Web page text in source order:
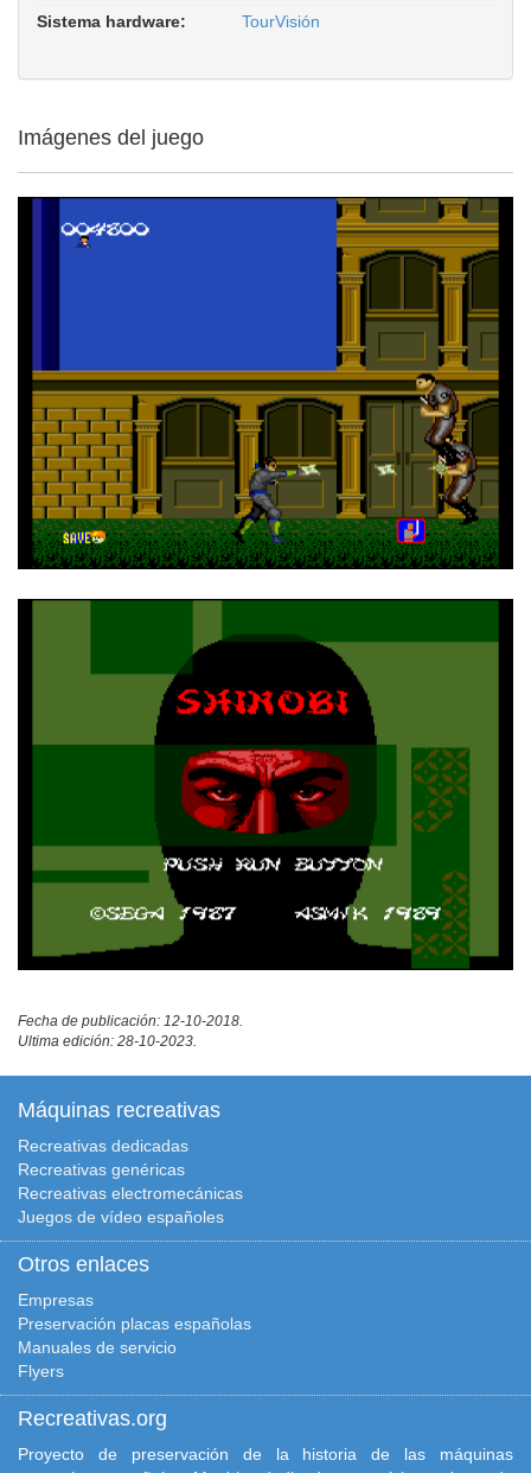
Sistema hardware:
TourVisión
Imágenes del juego
Fecha de publicación: 12-10-2018.
Ultima edición: 28-10-2023.
Máquinas recreativas
Recreativas dedicadas
Recreativas genéricas
Recreativas electromecánicas
Juegos de vídeo españoles
Otros enlaces
Empresas
Preservación placas españolas
Manuales de servicio
Flyers
Recreativas.org
Proyecto de preservación de la historia de las máquinas